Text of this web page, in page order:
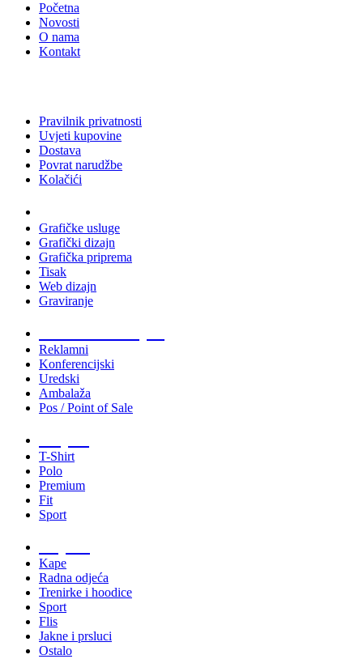
Početna
Novosti
O nama
Kontakt
Pravilnik privatnosti
Uvjeti kupovine
Dostava
Povrat narudžbe
Kolačići
Grafičke usluge
Grafički dizajn
Grafička priprema
Tisak
Web dizajn
Graviranje
Reklamni
Konferencijski
Uredski
Ambalaža
Pos / Point of Sale
T-Shirt
Polo
Premium
Fit
Sport
Kape
Radna odjeća
Trenirke i hoodice
Sport
Flis
Jakne i prsluci
Ostalo